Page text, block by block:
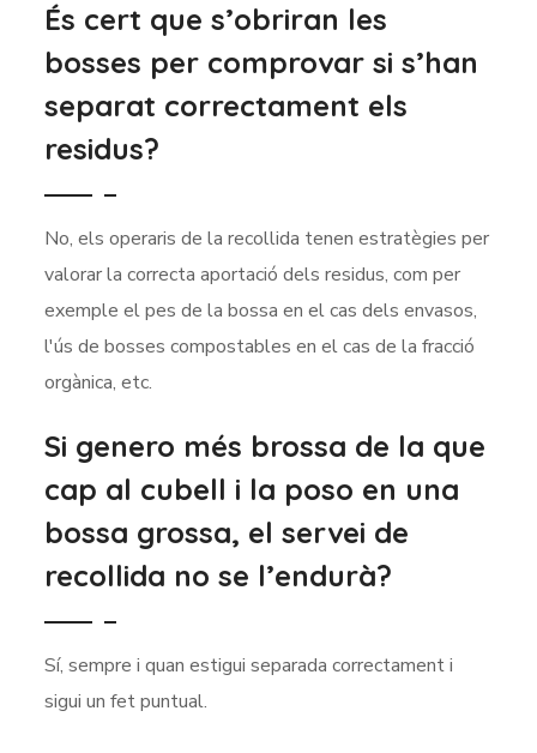
És cert que s’obriran les
bosses per comprovar si s’han
separat correctament els
residus?
No, els operaris de la recollida tenen estratègies per
valorar la correcta aportació dels residus, com per
exemple el pes de la bossa en el cas dels envasos,
l'ús de bosses compostables en el cas de la fracció
orgànica, etc.
Si genero més brossa de la que
cap al cubell i la poso en una
bossa grossa, el servei de
recollida no se l’endurà?
Sí, sempre i quan estigui separada correctament i
sigui un fet puntual.